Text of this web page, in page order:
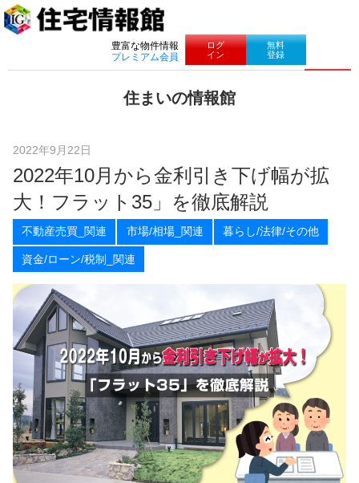
豊富な物件情報
プレミアム会員
ログ
イン
無料
登録
ナビゲーション
住まいの情報館
い
暮
ら
し
に
役
立
つ
情
報
を
届
ま
す
！
2022年9月22日
2022年10月から金利引き下げ幅が拡
大！フラット35」を徹底解説
不動産売買_関連 市場/相場_関連 暮らし/法律/その他
資金/ローン/税制_関連